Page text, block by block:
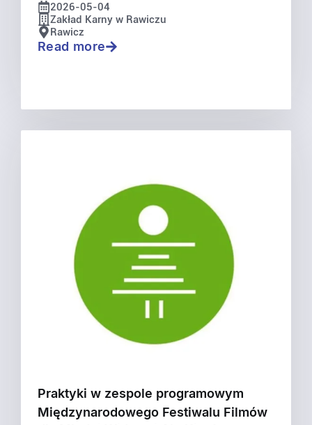
2026-05-04
Zakład Karny w Rawiczu
Rawicz
Read more
Praktyki w zespole programowym
Międzynarodowego Festiwalu Filmów